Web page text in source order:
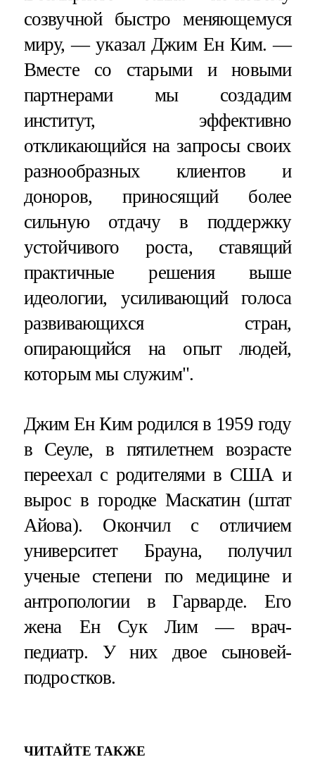
созвучной быстро меняющемуся
миру, — указал Джим Ен Ким. —
Вместе со старыми и новыми
партнерами мы создадим
институт, эффективно
откликающийся на запросы своих
разнообразных клиентов и
доноров, приносящий более
сильную отдачу в поддержку
устойчивого роста, ставящий
практичные решения выше
идеологии, усиливающий голоса
развивающихся стран,
опирающийся на опыт людей,
которым мы служим".
Джим Ен Ким родился в 1959 году
в Сеуле, в пятилетнем возрасте
переехал с родителями в США и
вырос в городке Маскатин (штат
Айова). Окончил с отличием
университет Брауна, получил
ученые степени по медицине и
антропологии в Гарварде. Его
жена Ен Сук Лим — врач-
педиатр. У них двое сыновей-
подростков.
ЧИТАЙТЕ ТАКЖЕ